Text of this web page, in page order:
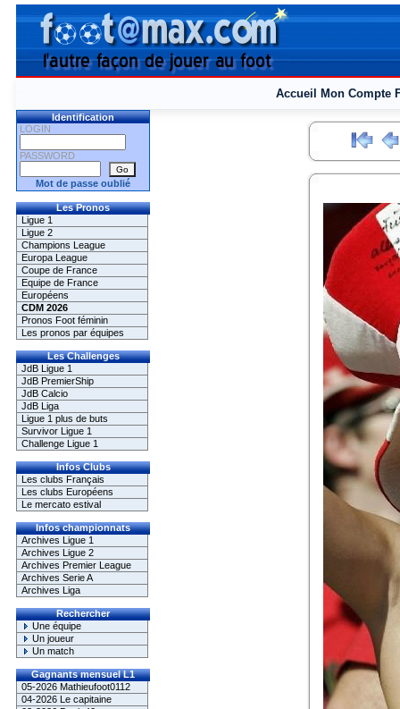
Accueil Mon Compte
Identification
LOGIN
PASSWORD
Mot de passe oublié
Les Pronos
Ligue 1
Ligue 2
Champions League
Europa League
Coupe de France
Equipe de France
Européens
CDM 2026
Pronos Foot féminin
Les pronos par équipes
Les Challenges
JdB Ligue 1
JdB PremierShip
JdB Calcio
JdB Liga
Ligue 1 plus de buts
Survivor Ligue 1
Challenge Ligue 1
Infos Clubs
Les clubs Français
Les clubs Européens
Le mercato estival
Infos championnats
Archives Ligue 1
Archives Ligue 2
Archives Premier League
Archives Serie A
Archives Liga
Rechercher
Une équipe
Un joueur
Un match
Gagnants mensuel L1
05-2026 Mathieufoot0112
04-2026 Le capitaine